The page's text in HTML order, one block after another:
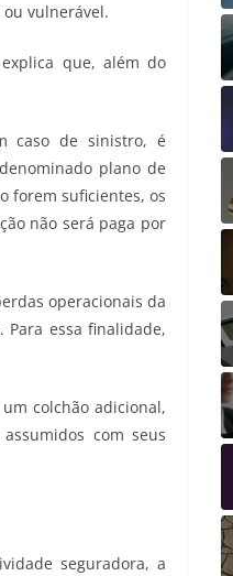
vulnerável.
que, além do
caso de sinistro, é
plano de
forem suficientes, os
não será paga por
operacionais da
essa finalidade,
colchão adicional,
com seus
seguradora, a